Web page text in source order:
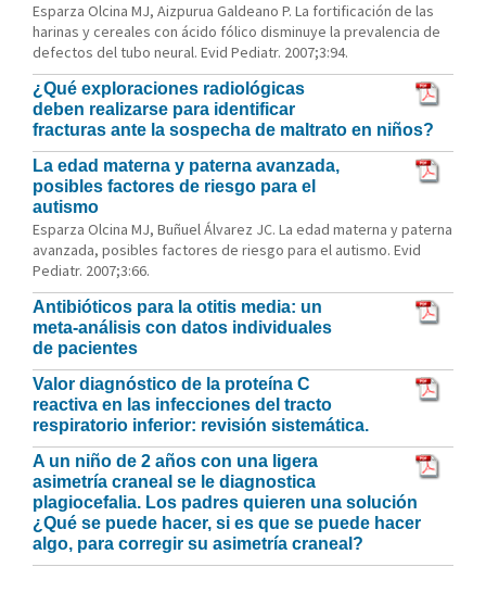
Esparza Olcina MJ, Aizpurua Galdeano P. La fortificación de las
harinas y cereales con ácido fólico disminuye la prevalencia de
defectos del tubo neural. Evid Pediatr. 2007;3:94.
¿Qué exploraciones radiológicas
deben realizarse para identificar
fracturas ante la sospecha de maltrato en niños?
La edad materna y paterna avanzada,
posibles factores de riesgo para el
autismo
Esparza Olcina MJ, Buñuel Álvarez JC. La edad materna y paterna
avanzada, posibles factores de riesgo para el autismo. Evid
Pediatr. 2007;3:66.
Antibióticos para la otitis media: un
meta-análisis con datos individuales
de pacientes
Valor diagnóstico de la proteína C
reactiva en las infecciones del tracto
respiratorio inferior: revisión sistemática.
A un niño de 2 años con una ligera
asimetría craneal se le diagnostica
plagiocefalia. Los padres quieren una solución
¿Qué se puede hacer, si es que se puede hacer
algo, para corregir su asimetría craneal?